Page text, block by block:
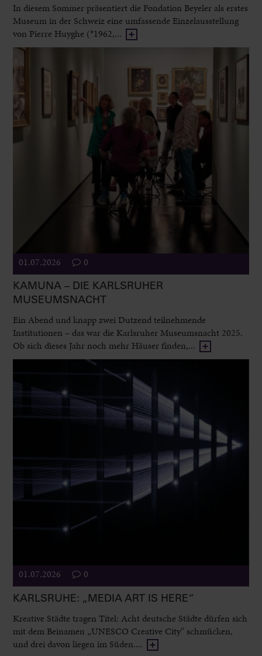
In diesem Sommer präsentiert die Fondation Beyeler als erstes
Museum in der Schweiz eine umfassende Einzelausstellung
von Pierre Huyghe (*1962,...
01.07.2026 0
KAMUNA – DIE KARLSRUHER
MUSEUMSNACHT
Ein Abend und knapp zwei Dutzend teilnehmende
Institutionen – das war die Karlsruher Museumsnacht 2025.
Ob sich dieses Jahr noch mehr Häuser finden,...
01.07.2026 0
KARLSRUHE: „MEDIA ART IS HERE“
Kreative Städte tragen Titel: Acht deutsche Städte dürfen sich
mit dem Beinamen „UNESCO Creative City“ schmücken,
und drei davon liegen im Süden....